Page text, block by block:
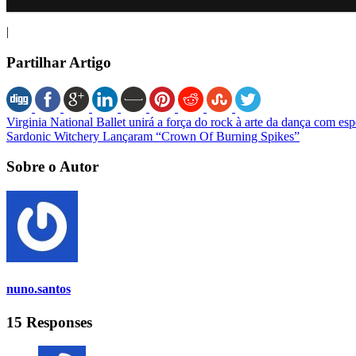
|
Partilhar Artigo
Virginia National Ballet unirá a força do rock à arte da dança com
Sardonic Witchery Lançaram “Crown Of Burning Spikes”
Sobre o Autor
nuno.santos
15 Responses